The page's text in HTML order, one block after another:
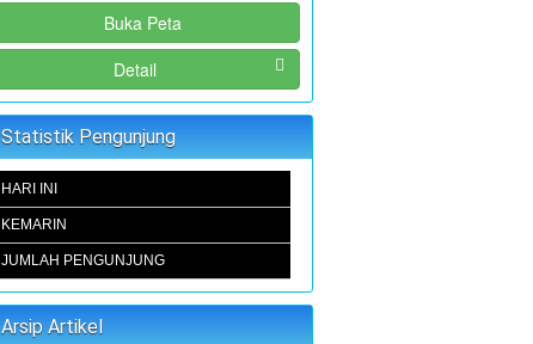
Buka Peta
Detail
Statistik Pengunjung
HARI INI
KEMARIN
JUMLAH PENGUNJUNG
Arsip Artikel